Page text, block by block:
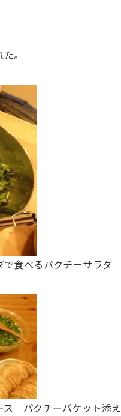
。
食べるパクチーサラダ
ス パクチーバケット添え